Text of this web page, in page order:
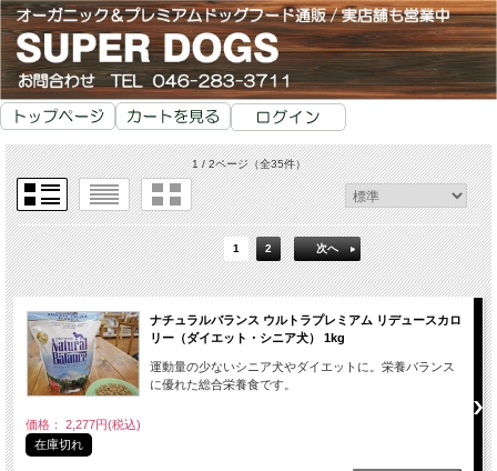
1 / 2ページ（全35件）
1 2 次へ
ナチュラルバランス ウルトラプレミアム リデュースカロ
リー（ダイエット・シニア犬） 1kg
運動量の少ないシニア犬やダイエットに。栄養バランス
に優れた総合栄養食です。
価格： 2,277円(税込)
在庫切れ